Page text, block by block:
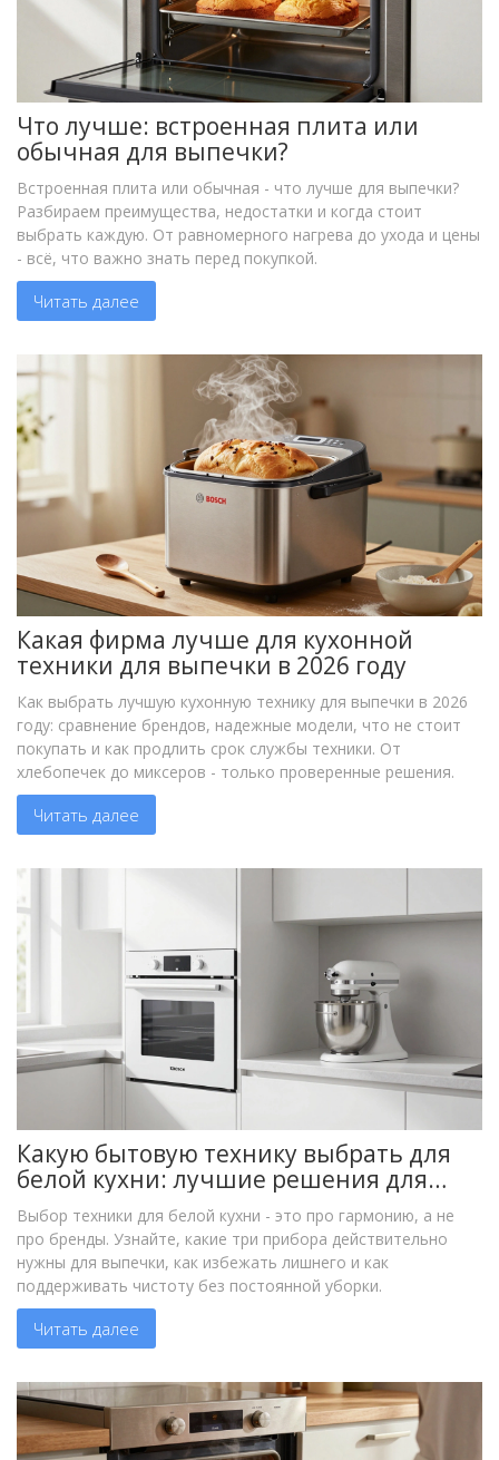
Что лучше: встроенная плита или
обычная для выпечки?
Встроенная плита или обычная - что лучше для выпечки?
Разбираем преимущества, недостатки и когда стоит
выбрать каждую. От равномерного нагрева до ухода и цены
- всё, что важно знать перед покупкой.
Читать далее
Какая фирма лучше для кухонной
техники для выпечки в 2026 году
Как выбрать лучшую кухонную технику для выпечки в 2026
году: сравнение брендов, надежные модели, что не стоит
покупать и как продлить срок службы техники. От
хлебопечек до миксеров - только проверенные решения.
Читать далее
Какую бытовую технику выбрать для
белой кухни: лучшие решения для
выпечки
Выбор техники для белой кухни - это про гармонию, а не
про бренды. Узнайте, какие три прибора действительно
нужны для выпечки, как избежать лишнего и как
поддерживать чистоту без постоянной уборки.
Читать далее